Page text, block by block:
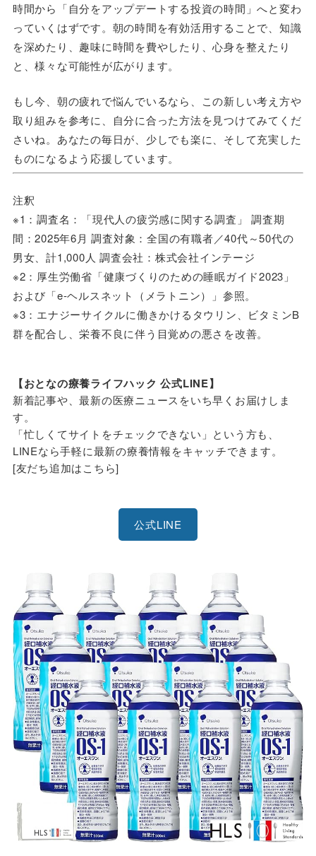
時間から「自分をアップデートする投資の時間」へと変わ
っていくはずです。朝の時間を有効活用することで、知識
を深めたり、趣味に時間を費やしたり、心身を整えたり
と、様々な可能性が広がります。
もし今、朝の疲れで悩んでいるなら、この新しい考え方や
取り組みを参考に、自分に合った方法を見つけてみてくだ
さいね。あなたの毎日が、少しでも楽に、そして充実した
ものになるよう応援しています。
注釈
※1：調査名：「現代人の疲労感に関する調査」 調査期
間：2025年6月 調査対象：全国の有職者／40代～50代の
男女、計1,000人 調査会社：株式会社インテージ
※2：厚生労働省「健康づくりのための睡眠ガイド2023」
および「e-ヘルスネット（メラトニン）」参照。
※3：エナジーサイクルに働きかけるタウリン、ビタミンB
群を配合し、栄養不良に伴う目覚めの悪さを改善。
【おとなの療養ライフハック 公式LINE】
新着記事や、最新の医療ニュースをいち早くお届けしま
す。
「忙しくてサイトをチェックできない」という方も、
LINEなら手軽に最新の療養情報をキャッチできます。
[友だち追加はこちら]
公式LINE